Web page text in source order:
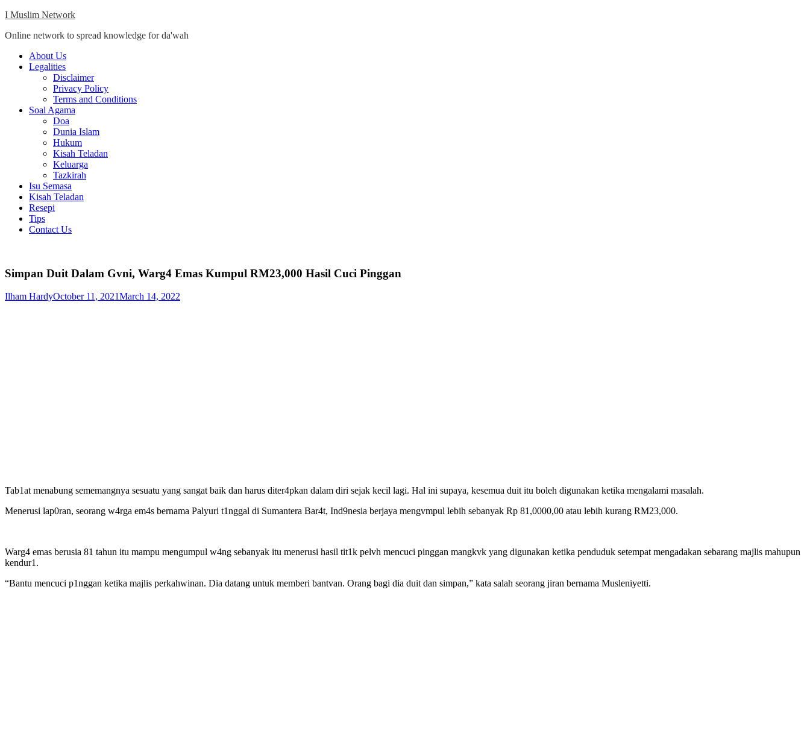
Skip
content
I Muslim Network
Online network to spread knowledge for da'wah
Close
Menu
About Us
Legalities
Disclaimer
Privacy Policy
Terms and Conditions
Soal Agama
Doa
Dunia Islam
Hukum
Kisah Teladan
Keluarga
Tazkirah
Isu Semasa
Kisah Teladan
Resepi
Tips
Contact Us
Simpan Duit Dalam Gvni, Warg4 Emas Kumpul RM23,000 Hasil Cuci Pinggan
Ilham HardyOctober 11, 2021March 14, 2022
Tab1at menabung sememangnya sesuatu yang sangat baik dan harus diter4pkan dalam diri sejak kecil lagi. Hal ini supaya, kesemua duit itu boleh digunakan ketika mengalami masalah.
Menerusi lap0ran, seorang w4rga em4s bernama Palyuri t1nggal di Sumantera Bar4t, Ind9nesia berjaya mengvmpul lebih sebanyak Rp 81,0000,00 atau lebih kurang RM23,000.
Warg4 emas berusia 81 tahun itu mampu mengumpul w4ng sebanyak itu menerusi hasil tit1k pelvh mencuci pinggan mangkvk yang digunakan ketika penduduk setempat mengadakan sebarang majlis mahupun
kendur1.
“Bantu mencuci p1nggan ketika majlis perkahwinan. Dia datang untuk memberi bantvan. Orang bagi dia duit dan simpan,” kata salah seorang jiran bernama Musleniyetti.